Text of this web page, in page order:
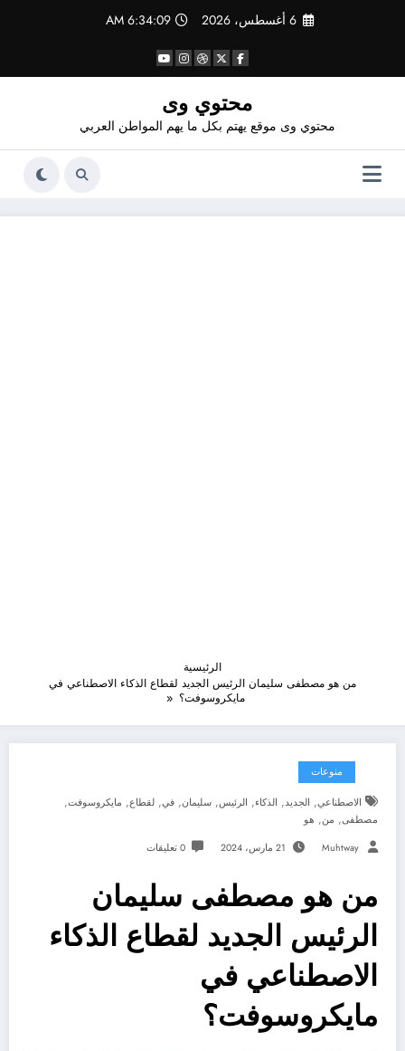
6 أغسطس، 2026 6:34:09 AM
محتوي وى
محتوي وى موقع يهتم بكل ما يهم المواطن العربي
الرئيسية
من هو مصطفى سليمان الرئيس الجديد لقطاع الذكاء الاصطناعي في
مايكروسوفت؟
منوعات
الاصطناعي, الجديد, الذكاء, الرئيس, سليمان, في, لقطاع, مايكروسوفت,
مصطفى, من, هو
Muhtway 21 مارس، 2024 0 تعليقات
من هو مصطفى سليمان
الرئيس الجديد لقطاع الذكاء
الاصطناعي في
مايكروسوفت؟